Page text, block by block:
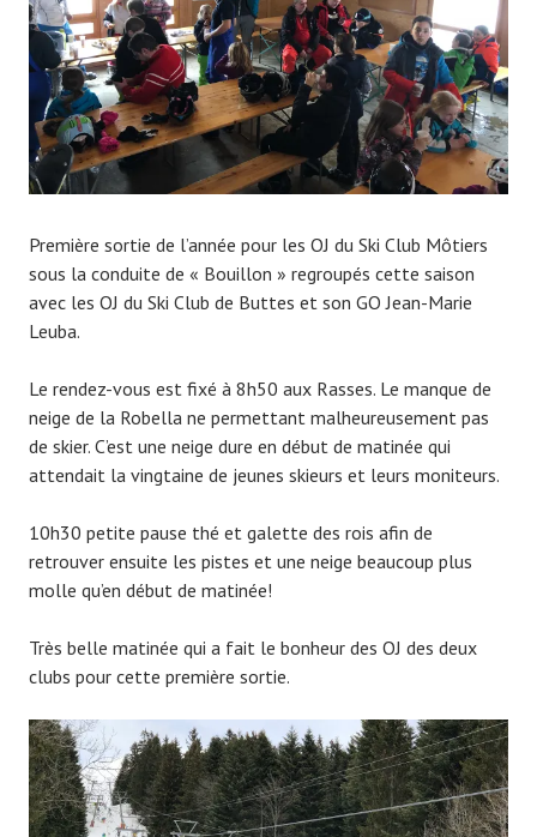
Première sortie de l’année pour les OJ du Ski Club Môtiers
sous la conduite de « Bouillon » regroupés cette saison
avec les OJ du Ski Club de Buttes et son GO Jean-Marie
Leuba.
Le rendez-vous est fixé à 8h50 aux Rasses. Le manque de
neige de la Robella ne permettant malheureusement pas
de skier. C’est une neige dure en début de matinée qui
attendait la vingtaine de jeunes skieurs et leurs moniteurs.
10h30 petite pause thé et galette des rois afin de
retrouver ensuite les pistes et une neige beaucoup plus
molle qu’en début de matinée!
Très belle matinée qui a fait le bonheur des OJ des deux
clubs pour cette première sortie.